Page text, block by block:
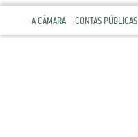
A CÂMARA CONTAS PÚBLICAS